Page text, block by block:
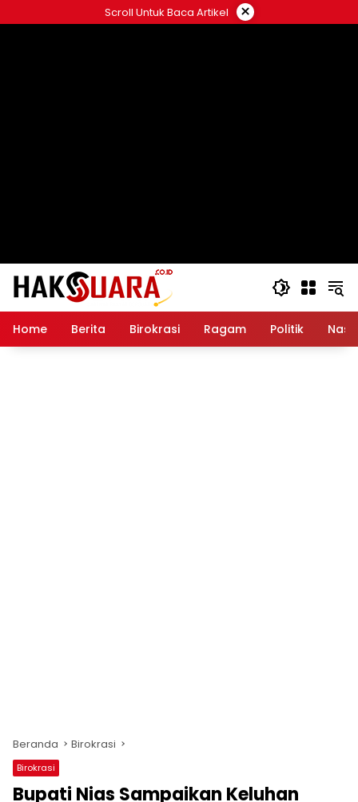
ke
Scroll Untuk Baca Artikel ×
Home Berita Birokrasi Ragam Politik
Beranda Birokrasi
Birokrasi
Bupati Nias Sampaikan Keluhan